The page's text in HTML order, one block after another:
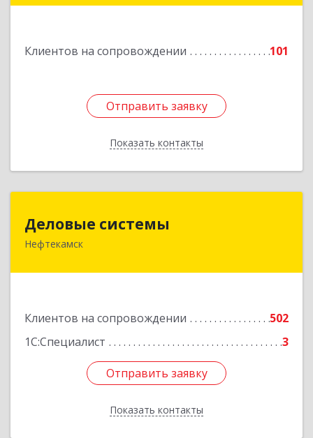
Клиентов на сопровождении 101
Отправить заявку
Показать контакты
Отправить заявку
Назад
Деловые системы
Нефтекамск
Клиентов на сопровождении
502
1С:Специалист
3
Отправить заявку
Показать контакты
452689, Башкортостан Респ, Нефтекамск г,
Отправить заявку
Назад